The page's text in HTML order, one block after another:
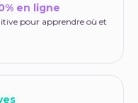
en ligne
pour apprendre où et